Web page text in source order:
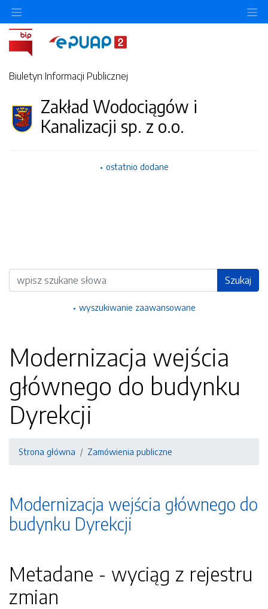
Biuletyn Informacji Publicznej
Zakład Wodociągów i
Kanalizacji sp. z o.o.
ostatnio dodane
Wyszukiwarka Szukaj
wyszukiwanie zaawansowane
Modernizacja wejścia
głównego do budynku
Dyrekcji
Strona główna Zamówienia publiczne
Modernizacja wejścia głównego do
budynku Dyrekcji
Metadane - wyciąg z rejestru
zmian